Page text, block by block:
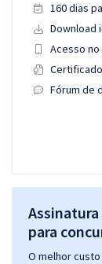
160 dias
Download
Acesso no
Fórum de
para
O melhor custo